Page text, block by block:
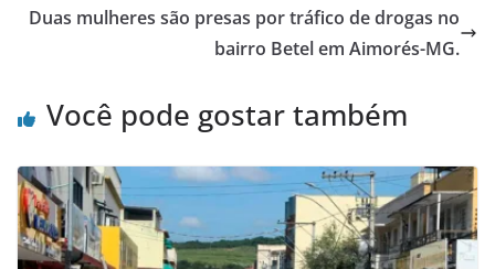
Duas mulheres são presas por tráfico de drogas no
bairro Betel em Aimorés-MG.
Você pode gostar também